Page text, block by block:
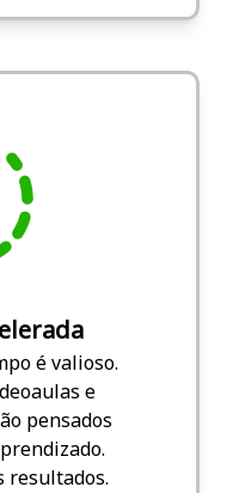
é valioso.
e
pensados
resultados.